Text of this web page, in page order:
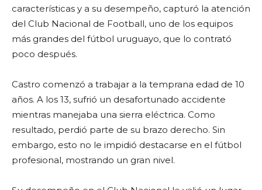
características y a su desempeño, capturó la atención
del Club Nacional de Football, uno de los equipos
más grandes del fútbol uruguayo, que lo contrató
poco después.
Castro comenzó a trabajar a la temprana edad de 10
años. A los 13, sufrió un desafortunado accidente
mientras manejaba una sierra eléctrica. Como
resultado, perdió parte de su brazo derecho. Sin
embargo, esto no le impidió destacarse en el fútbol
profesional, mostrando un gran nivel.